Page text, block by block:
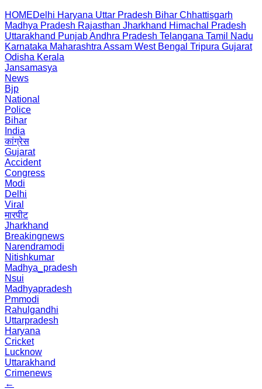
HOMEDelhi Haryana Uttar Pradesh Bihar Chhattisgarh
Madhya Pradesh Rajasthan Jharkhand Himachal Pradesh
Uttarakhand PunjabAndhra Pradesh Telangana Tamil Nadu
Karnataka Maharashtra Assam West Bengal Tripura Gujarat
Odisha Kerala
Jansamasya
News
Bjp
National
Police
Bihar
India
कांग्रेस
Gujarat
Accident
Congress
Modi
Delhi
Viral
मारपीट
Jharkhand
Breakingnews
Narendramodi
Nitishkumar
Madhya_pradesh
Nsui
Madhyapradesh
Pmmodi
Rahulgandhi
Uttarpradesh
Haryana
Cricket
Lucknow
Uttarakhand
Crimenews
←